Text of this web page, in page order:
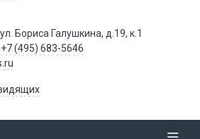
Бориса Галушкина, д.19, к.1
+7 (495) 683-5646